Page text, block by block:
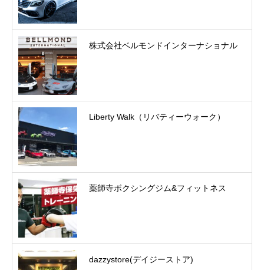
株式会社ベルモンドインターナショナル
Liberty Walk（リバティーウォーク）
薬師寺ボクシングジム&フィットネス
dazzystore(デイジーストア)